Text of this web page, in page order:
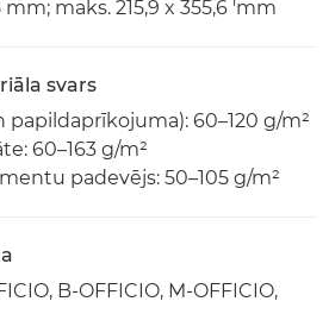
mm; maks. 215,9 x 355,6 'mm
svars
papildaprīkojuma): 60–120 g/m²
60–163 g/m²
padevējs: 50–105 g/m²
B-OFFICIO, M-OFFICIO,